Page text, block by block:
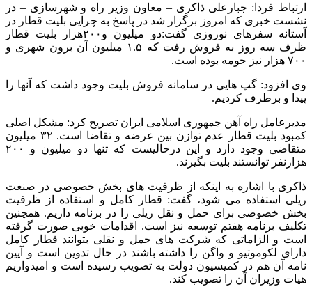
ارتباط فردا: جبارعلی ذاکری – معاون وزیر راه و شهرسازی – در
نشست خبری که امروز برگزار شد در پاسخ به چرایی بلیت قطار در
آستانه سفرهای نوروزی گفت:دو میلیون و۲۰۰هزار بلیت قطار
ظرف سه روز به فروش رفت که ۱.۵ میلیون آن برون شهری و
۷۰۰ هزار نیز حومه بوده است.
وی افزود: گپ هایی در سامانه فروش بلیت وجود داشت که آنها را
پیدا و برطرف کردیم.
مدیرعامل راه آهن جمهوری اسلامی ایران تصریح کرد: مشکل اصلی
کمبود بلیت قطار عدم توازن بین عرضه و تقاضا است. ۳۲ میلیون
متقاضی وجود دارد و این درحالیست که تنها دو میلیون و ۲۰۰
هزارنفر توانستند بلیت بگیرند.
ذاکری با اشاره به اینکه از ظرفیت های بخش خصوصی در صنعت
ریلی استفاده می شود، گفت: قطار کامل و استفاده از ظرفیت
بخش خصوصی برای حمل و نقل ریلی را در برنامه داریم. همچنین
تکلیف برنامه هفتم توسعه نیز است. اقدامات خوبی صورت گرفته
است و الزاماتی که شرکت های حمل و نقلی بتوانند قطار کامل
دارای لکوموتیو و واگن را داشته باشند در حال تدوین است و آیین
نامه آن هم در کمیسیون دولت به تصویب رسیده است و امیدواریم
هیات وزیران آن را تصویب کند.